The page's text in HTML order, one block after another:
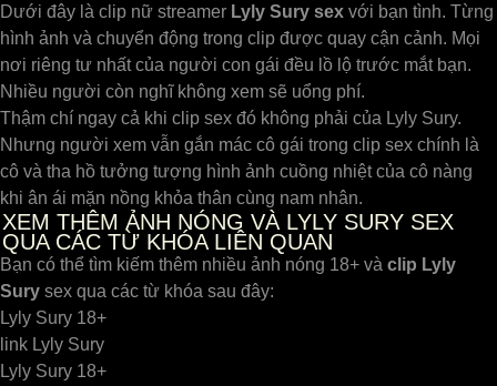
Dưới đây là clip nữ streamer Lyly Sury sex với bạn tình. Từng
hình ảnh và chuyển động trong clip được quay cận cảnh. Mọi
nơi riêng tư nhất của người con gái đều lồ lộ trước mắt bạn.
Nhiều người còn nghĩ không xem sẽ uổng phí.
Thậm chí ngay cả khi clip sex đó không phải của Lyly Sury.
Nhưng người xem vẫn gắn mác cô gái trong clip sex chính là
cô và tha hồ tưởng tượng hình ảnh cuồng nhiệt của cô nàng
khi ân ái mặn nồng khỏa thân cùng nam nhân.
XEM THÊM ẢNH NÓNG VÀ LYLY SURY SEX
QUA CÁC TỪ KHÓA LIÊN QUAN
Bạn có thể tìm kiếm thêm nhiều ảnh nóng 18+ và clip Lyly
Sury sex qua các từ khóa sau đây:
Lyly Sury 18+
link Lyly Sury
Lyly Sury 18+